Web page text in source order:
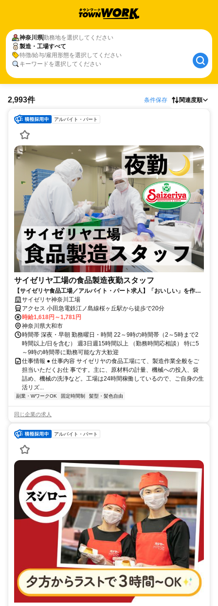
神奈川県勤務地を選択してください
製造・工場すべて
特徴/給与/雇用形態を選択してください
キーワードを選択してください
2,993件 条件保存 関連度順
アルバイト・パート
サイゼリヤ工場の食品製造夜勤スタッフ
【サイゼリヤ食品工場／アルバイト・パート求人】「おいしい」を作る
食品製造スタッフ募集！
サイゼリヤ神奈川工場
アクセス 小田急電鉄江ノ島線桜ヶ丘駅から徒歩で20分
時給1,618円～1,781円
神奈川県大和市
時間帯 深夜・早朝 勤務曜日・時間 22～9時の時間帯（2～5時まで2
時間以上/日を含む） 週3日週15時間以上 （勤務時間応相談） 特に5
～9時の時間帯に勤務可能な方大歓迎
仕事情報 ● 仕事内容 サイゼリヤの食品工場にて、製造作業全般をご
担当いただくお仕 事です。主に、原材料の計量、機械への投入、袋
詰め、機械の洗浄など。工場は24時間稼働しているので、ご自身の生
活リズ...
副業・WワークOK 固定時間制 髪型・髪色自由
同じ企業の求人
アルバイト・パート